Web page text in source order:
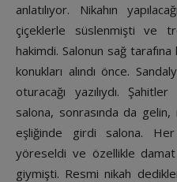
anlatılıyor. Nikahın
çiçeklerle süslenmişti ve
hakimdi. Salonun sağ tarafına
konukları alındı önce.
oturacağı yazılıydı.
salona, sonrasında da
eşliğinde girdi salona.
yöreseldi ve özellikle
giymişti. Resmi nikah